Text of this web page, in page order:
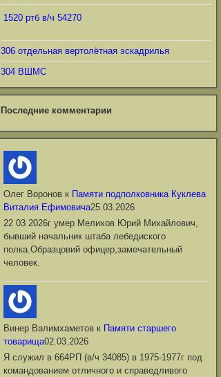
1520 ртб в/ч 54270
306 отдельная вертолётная эскадрилья
304 ВШМС
Последние комментарии
Олег Вороновк Памяти подполковника Куклева
Виталия Ефимовича25.03.2026
22 03 2026г умер Мелихов Юрий Михайлович,
бывший начальник штаба лебедиского
полка.Образцовий офицер,замечательный
человек.
Винер Валимхаметовк Памяти старшего
товарища02.03.2026
Я служил в 664РП (в/ч 34085) в 1975-1977г под
командованием отличного и справедливого